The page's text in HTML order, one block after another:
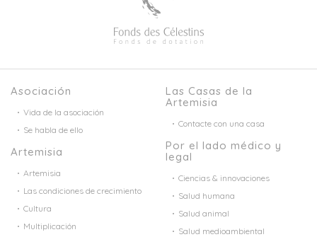
Asociación
Vida de la asociación
Se habla de ello
Artemisia
Artemisia
Las condiciones de crecimiento
Cultura
Multiplicación
Las Casas de la
Artemisia
Contacte con una casa
Por el lado médico y
legal
Ciencias & innovaciones
Salud humana
Salud animal
Salud medioambiental